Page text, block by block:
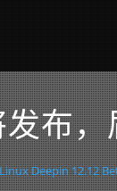
发布
Linux Deepin 12.12